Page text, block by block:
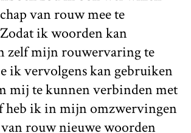
van rouw mee te
ik woorden kan
zelf mijn rouwervaring te
ik vervolgens kan gebruiken
mij te kunnen verbinden met
heb ik in mijn omzwervingen
rouw nieuwe woorden